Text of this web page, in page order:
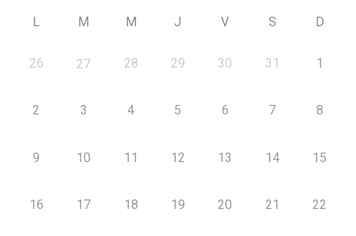
L M M J V S D
26 27 28 29 30 31 1
2 3 4 5 6 7 8
9 10 11 12 13 14 15
16 17 18 19 20 21 22